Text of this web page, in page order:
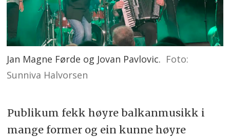
Jan Magne Førde og Jovan Pavlovic. Foto:
Sunniva Halvorsen
Publikum fekk høyre balkanmusikk i
mange former og ein kunne høyre